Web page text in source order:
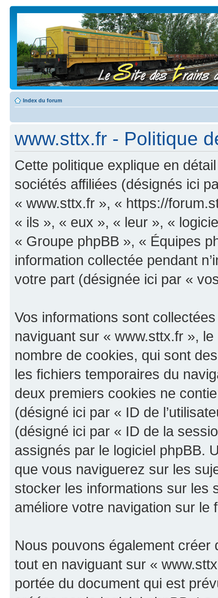
Index du forum
www.sttx.fr - Politique
Cette politique explique en
sociétés affiliées (désignés ici
« www.sttx.fr », « https://
« ils », « eux », « leur », «
« Groupe phpBB », « Équipes
information collectée pendant
votre part (désignée ici par «
Vos informations sont
naviguant sur « www.sttx.fr »,
nombre de cookies, qui sont
les fichiers temporaires du
deux premiers cookies ne
(désigné ici par « ID de
(désigné ici par « ID de la
assignés par le logiciel phpBB.
que vous naviguerez sur les
stocker les informations sur les
améliore votre navigation sur le
Nous pouvons également
tout en naviguant sur «
portée du document qui est